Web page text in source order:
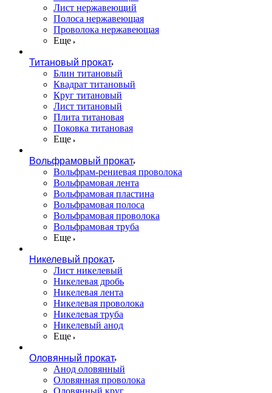
Лист нержавеющий
Полоса нержавеющая
Проволока нержавеющая
Еще
Титановый прокат
Блин титановый
Квадрат титановый
Круг титановый
Лист титановый
Плита титановая
Поковка титановая
Еще
Вольфрамовый прокат
Вольфрам-рениевая проволока
Вольфрамовая лента
Вольфрамовая пластина
Вольфрамовая полоса
Вольфрамовая проволока
Вольфрамовая труба
Еще
Никелевый прокат
Лист никелевый
Никелевая дробь
Никелевая лента
Никелевая проволока
Никелевая труба
Никелевый анод
Еще
Оловянный прокат
Анод оловянный
Оловянная проволока
Оловянный круг